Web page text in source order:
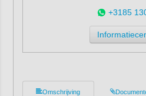
+3185
Omschrijving